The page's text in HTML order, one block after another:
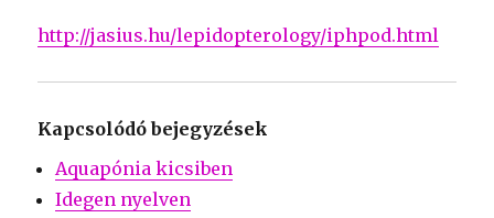
http://jasius.hu/lepidopterology/iphpod.html
Kapcsolódó bejegyzések
Aquapónia kicsiben
Idegen nyelven